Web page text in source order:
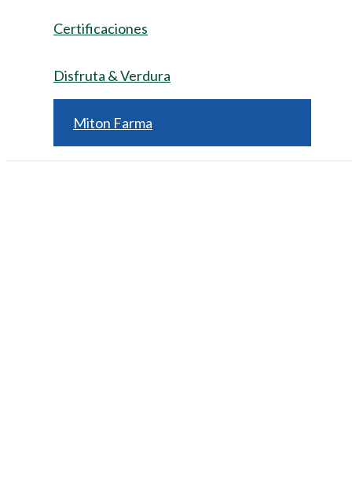
Certificaciones
Disfruta & Verdura
Miton Farma